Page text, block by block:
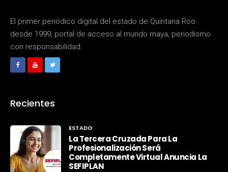
El primer periódico digital del estado de Quintana Roo
desde 1999, portal de acceso al mundo maya, periodismo
con responsabilidad.
Recientes
ESTADO
La Tercera Cruzada Para La
Profesionalización Será
Completamente Virtual Anuncia La
SEFIPLAN